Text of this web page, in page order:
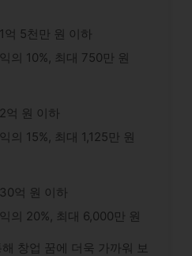
억 5천만 원 이하
의 10%, 최대 750만 원
억 원 이하
의 15%, 최대 1,125만 원
억 원 이하
의 20%, 최대 6,000만 원
창업 꿈에 더욱 가까워 보